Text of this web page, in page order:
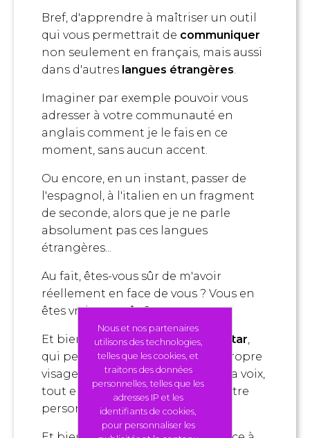
Nous et nos partenaires
utilisons des technologies,
telles que les cookies, et
traitons des données
personnelles, telles que les
adresses IP et les
identifiants de cookies,
pour personnaliser les
Bref, d'apprendre à maîtriser un outil
qui vous permettrait de communiquer
non seulement en français, mais aussi
dans d'autres langues étrangères.
Imaginer par exemple pouvoir vous
adresser à votre communauté en
anglais comment je le fais en ce
moment, sans aucun accent.
Ou encore, en un instant, passer de
l'espagnol, à l'italien en un fragment
de seconde, alors que je ne parle
absolument pas ces langues
étrangères...
Au fait, êtes-vous sûr de m'avoir
réellement en face de vous ? Vous en
êtes vraiment sûr ?
Et bien non ! Il s'agit de mon avatar,
qui peut d'ailleurs utiliser mon propre
visage, mais aussi simplement ma voix,
tout en étant incarné par une autre
personne que moi.